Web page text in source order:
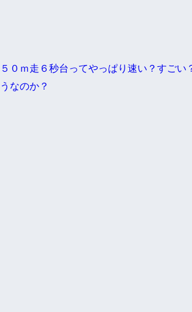
５０ｍ走６秒台ってやっぱり速い？すごい
うなのか？